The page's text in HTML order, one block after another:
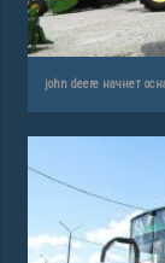
john deere начнет